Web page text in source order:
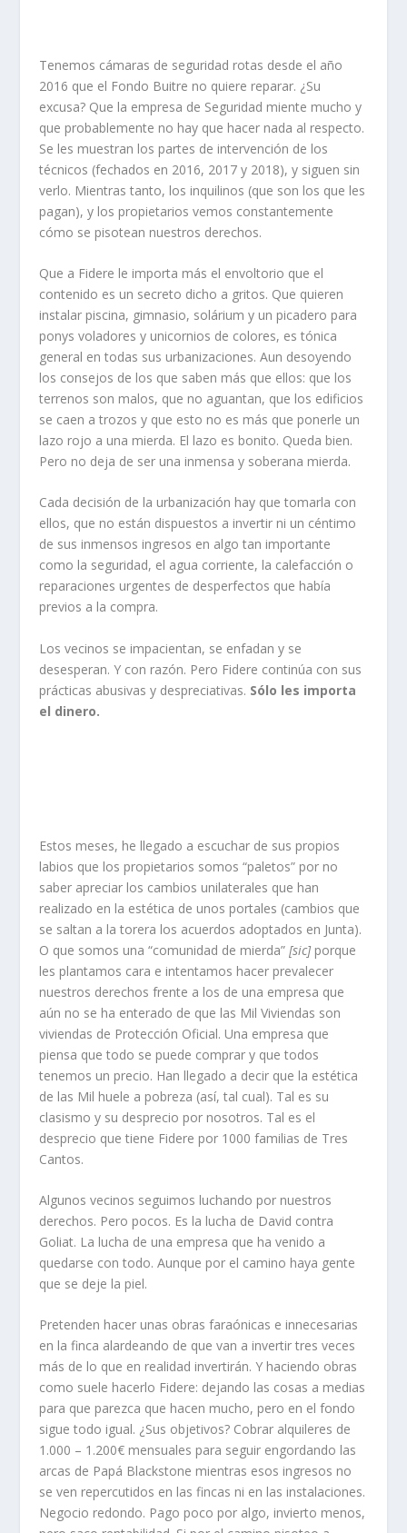
Tenemos cámaras de seguridad rotas desde el año
2016 que el Fondo Buitre no quiere reparar. ¿Su
excusa? Que la empresa de Seguridad miente mucho y
que probablemente no hay que hacer nada al respecto.
Se les muestran los partes de intervención de los
técnicos (fechados en 2016, 2017 y 2018), y siguen sin
verlo. Mientras tanto, los inquilinos (que son los que les
pagan), y los propietarios vemos constantemente
cómo se pisotean nuestros derechos.
Que a Fidere le importa más el envoltorio que el
contenido es un secreto dicho a gritos. Que quieren
instalar piscina, gimnasio, solárium y un picadero para
ponys voladores y unicornios de colores, es tónica
general en todas sus urbanizaciones. Aun desoyendo
los consejos de los que saben más que ellos: que los
terrenos son malos, que no aguantan, que los edificios
se caen a trozos y que esto no es más que ponerle un
lazo rojo a una mierda. El lazo es bonito. Queda bien.
Pero no deja de ser una inmensa y soberana mierda.
Cada decisión de la urbanización hay que tomarla con
ellos, que no están dispuestos a invertir ni un céntimo
de sus inmensos ingresos en algo tan importante
como la seguridad, el agua corriente, la calefacción o
reparaciones urgentes de desperfectos que había
previos a la compra.
Los vecinos se impacientan, se enfadan y se
desesperan. Y con razón. Pero Fidere continúa con sus
prácticas abusivas y despreciativas. Sólo les importa
el dinero.
Estos meses, he llegado a escuchar de sus propios
labios que los propietarios somos “paletos” por no
saber apreciar los cambios unilaterales que han
realizado en la estética de unos portales (cambios que
se saltan a la torera los acuerdos adoptados en Junta).
O que somos una “comunidad de mierda” [sic]porque
les plantamos cara e intentamos hacer prevalecer
nuestros derechos frente a los de una empresa que
aún no se ha enterado de que las Mil Viviendas son
viviendas de Protección Oficial. Una empresa que
piensa que todo se puede comprar y que todos
tenemos un precio. Han llegado a decir que la estética
de las Mil huele a pobreza (así, tal cual). Tal es su
clasismo y su desprecio por nosotros. Tal es el
desprecio que tiene Fidere por 1000 familias de Tres
Cantos.
Algunos vecinos seguimos luchando por nuestros
derechos. Pero pocos. Es la lucha de David contra
Goliat. La lucha de una empresa que ha venido a
quedarse con todo. Aunque por el camino haya gente
que se deje la piel.
Pretenden hacer unas obras faraónicas e innecesarias
en la finca alardeando de que van a invertir tres veces
más de lo que en realidad invertirán. Y haciendo obras
como suele hacerlo Fidere: dejando las cosas a medias
para que parezca que hacen mucho, pero en el fondo
sigue todo igual. ¿Sus objetivos? Cobrar alquileres de
1.000 – 1.200€ mensuales para seguir engordando las
arcas de Papá Blackstone mientras esos ingresos no
se ven repercutidos en las fincas ni en las instalaciones.
Negocio redondo. Pago poco por algo, invierto menos,